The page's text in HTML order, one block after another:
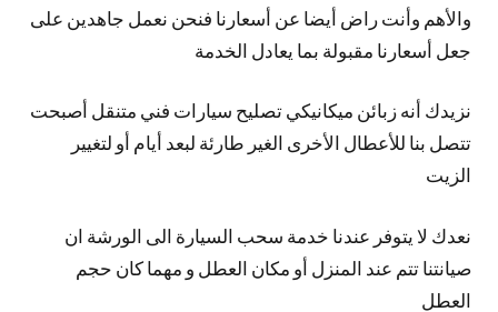
والأهم وأنت راض أيضا عن أسعارنا فنحن نعمل جاهدين على
جعل أسعارنا مقبولة بما يعادل الخدمة
نزيدك أنه زبائن ميكانيكي تصليح سيارات فني متنقل أصبحت
تتصل بنا للأعطال الأخرى الغير طارئة لبعد أيام أو لتغيير
الزيت
نعدك لا يتوفر عندنا خدمة سحب السيارة الى الورشة ان
صيانتنا تتم عند المنزل أو مكان العطل و مهما كان حجم
العطل